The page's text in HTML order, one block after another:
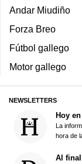
Andar Miudiño
Forza Breo
Fútbol gallego
Motor gallego
NEWSLETTERS
Hoy
La
hora de
Al